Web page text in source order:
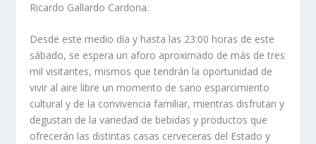
Ricardo Gallardo Cardona.
Desde este medio día y hasta las 23:00 horas de este
sábado, se espera un aforo aproximado de más de tres
mil visitantes, mismos que tendrán la oportunidad de
vivir al aire libre un momento de sano esparcimiento
cultural y de la convivencia familiar, mientras disfrutan y
degustan de la variedad de bebidas y productos que
ofrecerán las distintas casas cerveceras del Estado y